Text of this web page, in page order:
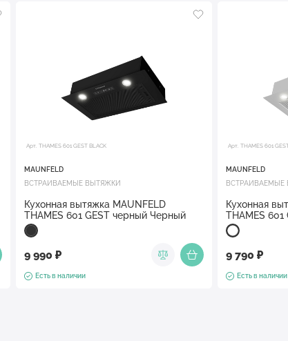
Арт. THAMES 601 GEST BLACK
MAUNFELD
ВСТРАИВАЕМЫЕ ВЫТЯЖКИ
Кухонная вытяжка MAUNFELD
THAMES 601 GEST черный Черный
9 990 ₽
Есть в наличии
Арт. THAMES 601
MAUNFELD
ВСТРАИВАЕМЫЕ
Кухонная
THAMES
9 790 ₽
Есть в наличии